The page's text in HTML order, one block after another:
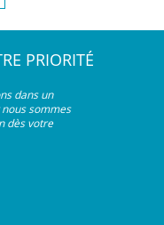
PRIORITÉ
dans un
sommes
dès votre